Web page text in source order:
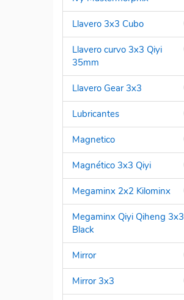
Llavero 3x3 Cubo
Llavero curvo 3x3 Qiyi
35mm
Llavero Gear 3x3
Lubricantes
Magnetico
Magnético 3x3 Qiyi
Megaminx 2x2 Kilominx
Megaminx Qiyi Qiheng 3x3
Black
Mirror
Mirror 3x3